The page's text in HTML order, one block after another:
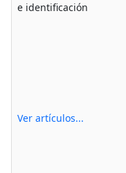
e identificación
Ver artículos...